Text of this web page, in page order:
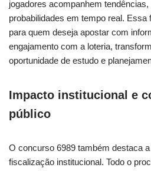
jogadores acompanhem
probabilidades em tempo real. Essa
para quem deseja apostar com
engajamento com a loteria,
oportunidade de estudo e
Impacto institucional e
público
O concurso 6989 também destaca
fiscalização institucional. Todo o